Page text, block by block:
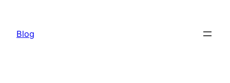
tartalomhoz
Blog